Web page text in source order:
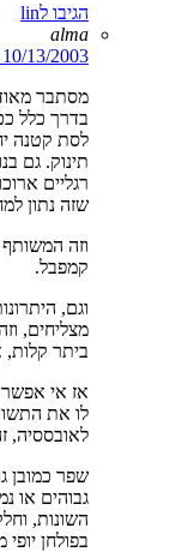
הגיבו לlin
alma
10/13/2003 13:24
מסתבר
בדרך כלל
לסת קטנה
תינוק. גם
רגליים
שזה נתון
וזה המשותף
קמפבל.
וגם,
מצליחים,
ביתר קלות,
אז אי אפשר
לו את
לאובססיה,
שפר כמובן
גבוהים או
השונות,
בפולחן